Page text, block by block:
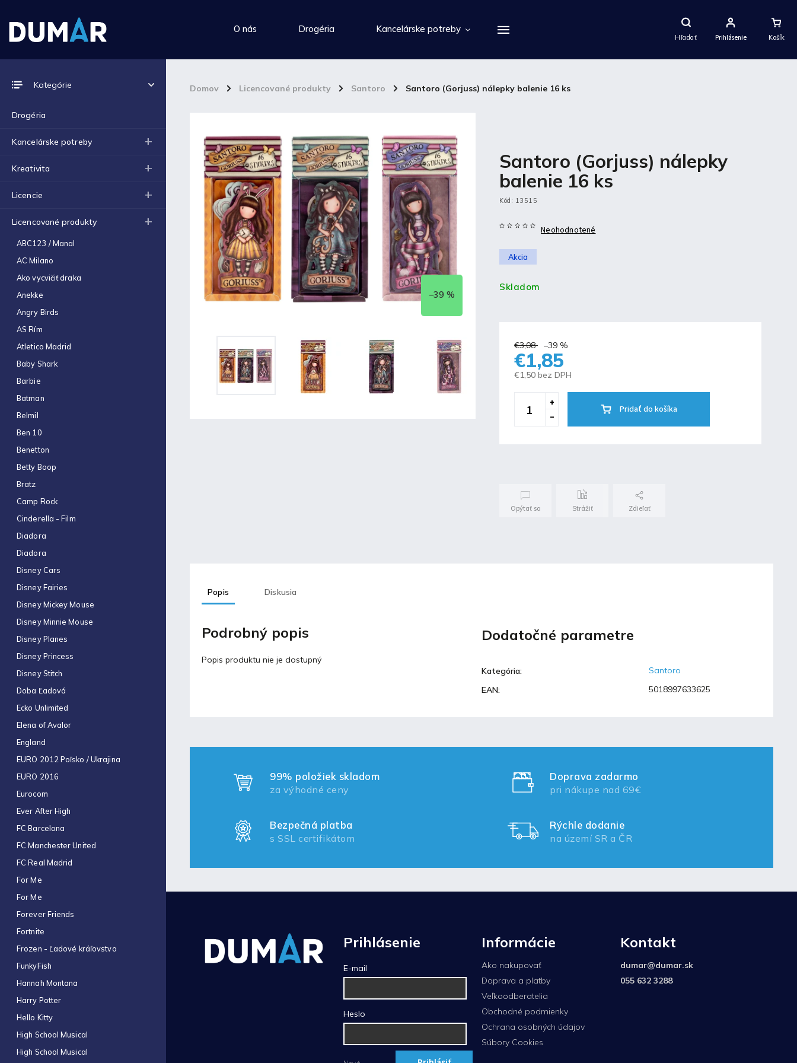
Hľadať
Nákupný
Košík
Prihlásenie
O nás Drogéria Kancelárske potreby
Domov / Licencované produkty / Santoro / Santoro (Gorjuss) nálepky balenie 16 ks
Kategórie
Drogéria
Kancelárske potreby
Kreativita
Licencie
Licencované produkty
ABC123 / Manal
AC Milano
Ako vycvičiť draka
Anekke
Angry Birds
AS Rím
Atletico Madrid
Baby Shark
Barbie
Batman
Belmil
Ben 10
Benetton
Betty Boop
Bratz
Camp Rock
Cinderella - Film
Diadora
Diadora
Disney Cars
Disney Fairies
Disney Mickey Mouse
Disney Minnie Mouse
Disney Planes
Disney Princess
Disney Stitch
Doba Ľadová
Ecko Unlimited
Elena of Avalor
England
EURO 2012 Poľsko / Ukrajina
EURO 2016
Eurocom
Ever After High
FC Barcelona
FC Manchester United
FC Real Madrid
For Me
For Me
Forever Friends
Fortnite
Frozen - Ľadové kráľovstvo
FunkyFish
Hannah Montana
Harry Potter
Hello Kitty
High School Musical
High School Musical
1ks
Výkres školský A3 (180g) -
€0,12
€0,22
0,7mm modrá
Zošit 523
€0,31
zásobníkom Antilop 5027
€0,86
€0,70
Obálka C4 (1ks)
€0,16
Obal na zošit A4 hrubý
Blog
Fortnite produkty za
špeciálne ceny!
30.11.2021
Labková patrola vo filme
17.5.2021
Laminovacia fólia a ich
využitie
17.5.2021
–39 %
Santoro (Gorjuss) nálepky
balenie 16 ks
Kód: 13515
Akcia
Neohodnotené
Skladom
€3,08 –39 %
€1,85
€1,50 bez DPH
Pridať do košíka
Opýtať sa Strážiť Zdieľať
Popis Diskusia
Podrobný popis
Popis produktu nie je dostupný
Dodatočné parametre
Kategória:
Santoro
EAN: 5018997633625
99% položiek skladom
za výhodné ceny
Doprava zadarmo
pri nákupe nad 69€
Bezpečná platba
s SSL certifikátom
Rýchle dodanie
na území SR a ČR
Prihlásenie
E-mail
Heslo
Informácie
Ako nakupovať
Doprava a platby
Veľkoodberatelia
Obchodné podmienky
Ochrana osobných údajov
Súbory Cookies
Kontakt
dumar@dumar.sk
055 632 3288